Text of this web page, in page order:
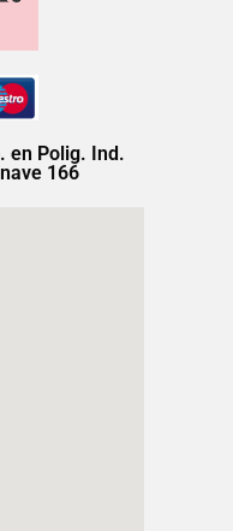
en Polig. Ind.
166